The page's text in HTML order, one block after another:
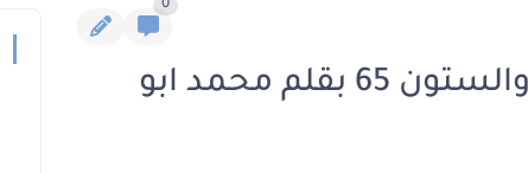
0
رواية أخباءت حبه الفصل الخامس والستون 65 بقلم محمد ابو